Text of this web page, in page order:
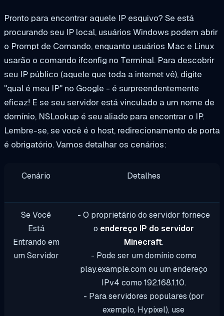
Pronto para encontrar aquele IP esquivo? Se está
procurando seu IP local, usuários Windows podem abrir
o Prompt de Comando, enquanto usuários Mac e Linux
usarão o comando ifconfig no Terminal. Para descobrir
seu IP público (aquele que toda a internet vê), digite
"qual é meu IP" no Google - é surpreendentemente
eficaz! E se seu servidor está vinculado a um nome de
domínio, NSLookup é seu aliado para encontrar o IP.
Lembre-se, se você é o host, redirecionamento de porta
é obrigatório. Vamos detalhar os cenários:
Cenário Detalhes
Se Você
Está
Entrando em
um Servidor
- O proprietário do servidor fornece
o endereço IP do servidor
Minecraft.
- Pode ser um domínio como
play.example.com ou um endereço
IPv4 como 192.168.1.10.
- Para servidores populares (por
exemplo, Hypixel), use